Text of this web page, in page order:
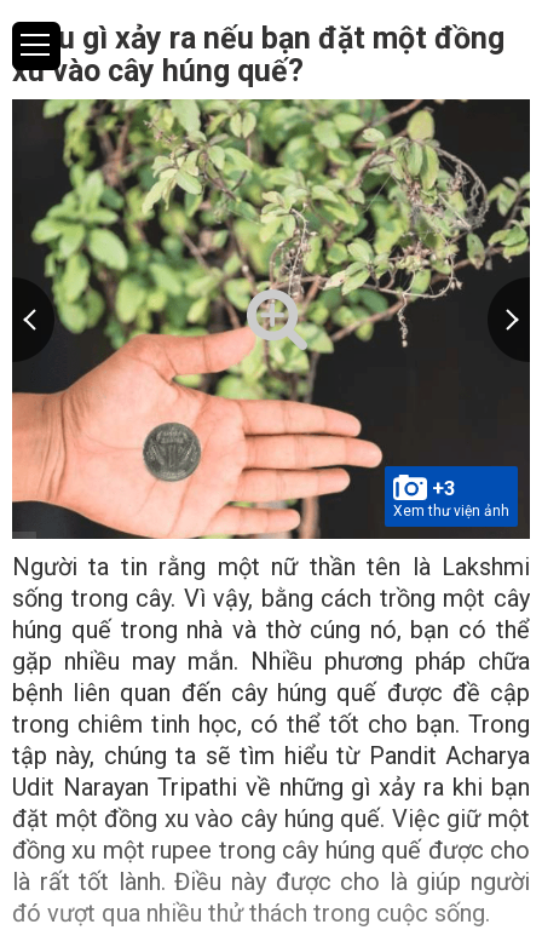
Điều gì xảy ra nếu bạn đặt một đồng
xu vào cây húng quế?
+3
Xem thư viện ảnh
Người ta tin rằng một nữ thần tên là Lakshmi
sống trong cây. Vì vậy, bằng cách trồng một cây
húng quế trong nhà và thờ cúng nó, bạn có thể
gặp nhiều may mắn. Nhiều phương pháp chữa
bệnh liên quan đến cây húng quế được đề cập
trong chiêm tinh học, có thể tốt cho bạn. Trong
tập này, chúng ta sẽ tìm hiểu từ Pandit Acharya
Udit Narayan Tripathi về những gì xảy ra khi bạn
đặt một đồng xu vào cây húng quế. Việc giữ một
đồng xu một rupee trong cây húng quế được cho
là rất tốt lành. Điều này được cho là giúp người
đó vượt qua nhiều thử thách trong cuộc sống.